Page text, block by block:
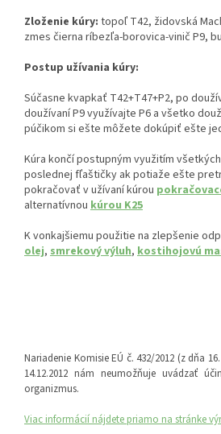
Zloženie kúry: topoľ T42, židovská
zmes čierna ríbezľa-borovica-vinič P9,
Postup užívania kúry:
Súčasne kvapkať T42+T47+P2, po
doužívaní P9 využívajte P6 a všetko
púčikom si ešte môžete dokúpiť ešte
Kúra končí postupným využitím
poslednej fľaštičky ak potiaže ešte
pokračovať v užívaní kúrou
alternatívnou kúrou K25
K vonkajšiemu použitie na zlepšenie
olej, smrekový výluh, kostihojovú
Nariadenie Komisie EÚ č. 432/2012 (z dňa
14.12.2012 nám neumožňuje uvádzať
organizmus.
Viac informácií nájdete priamo na stránke